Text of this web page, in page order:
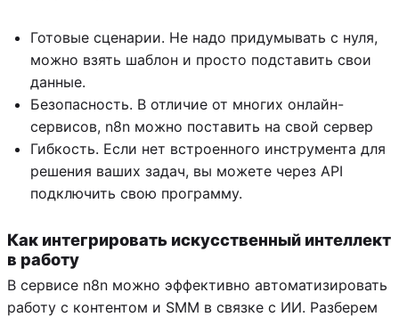
Готовые сценарии. Не надо придумывать с нуля,
можно взять шаблон и просто подставить свои
данные.
Безопасность. В отличие от многих онлайн-
сервисов, n8n можно поставить на свой сервер
Гибкость. Если нет встроенного инструмента для
решения ваших задач, вы можете через API
подключить свою программу.
Как интегрировать искусственный интеллект
в работу
В сервисе n8n можно эффективно автоматизировать
работу с контентом и SMM в связке с ИИ. Разберем